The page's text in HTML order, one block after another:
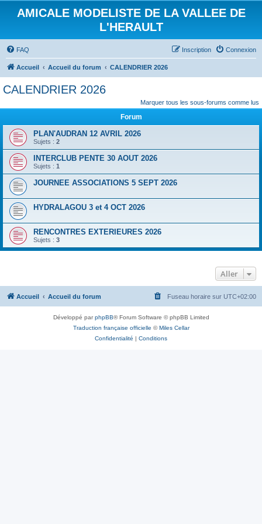
AMICALE MODELISTE DE LA VALLEE DE
L'HERAULT
FAQ Connexion
Inscription
Accueil Accueil du forum CALENDRIER 2026
CALENDRIER 2026
Marquer tous les sous-forums comme lus
Forum
PLAN'AUDRAN 12 AVRIL 2026
Sujets : 2
INTERCLUB PENTE 30 AOUT 2026
Sujets : 1
JOURNEE ASSOCIATIONS 5 SEPT 2026
HYDRALAGOU 3 et 4 OCT 2026
RENCONTRES EXTERIEURES 2026
Sujets : 3
Aller
Accueil Accueil du forum Fuseau horaire sur UTC+02:00
Développé parphpBB® Forum Software © phpBB Limited
Traduction française officielle ©Miles Cellar
Confidentialité | Conditions